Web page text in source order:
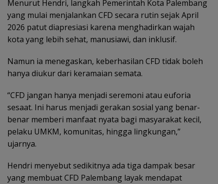
Menurut Hendri, langkah Pemerintah Kota Palembang
yang mulai menjalankan CFD secara rutin sejak April
2026 patut diapresiasi karena menghadirkan wajah
kota yang lebih sehat, manusiawi, dan inklusif.
Namun ia menegaskan, keberhasilan CFD tidak boleh
hanya diukur dari keramaian semata.
“CFD jangan hanya menjadi seremoni atau euforia
sesaat. Ini harus menjadi gerakan sosial yang benar-
benar memberi manfaat nyata bagi masyarakat kecil,
pelaku UMKM, komunitas, hingga lingkungan,”
ujarnya.
Hendri menyebut sedikitnya ada tiga dampak besar
yang membuat CFD Palembang layak mendapat